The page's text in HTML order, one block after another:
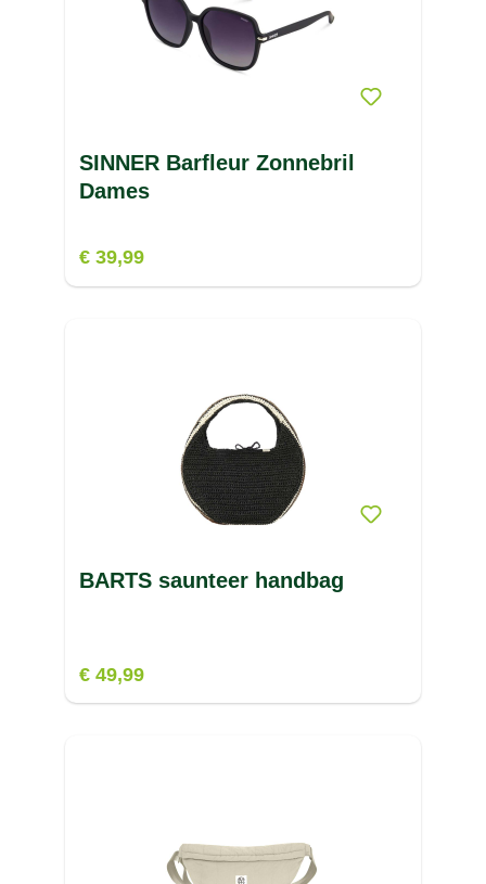
SINNER Barfleur Zonnebril
Dames
€ 39,99
BARTS saunteer handbag
€ 49,99